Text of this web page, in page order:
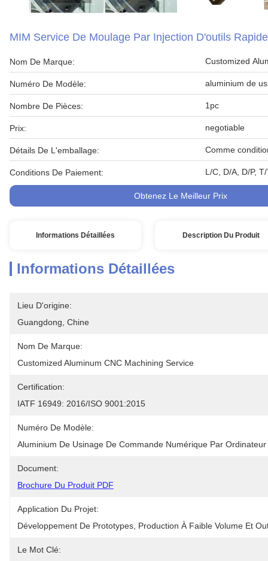
MIM Service De Moulage Par Injection D'outils
Nom De Marque: Customized
Numéro De Modèle: aluminium de
Nombre De Pièces: 1pc
Prix: negotiable
Détails De L'emballage: Comme
Conditions De Paiement: L/C, D/A, D/P,
Obtenez Le Meilleur Prix
Informations Détaillées Description Du Produit
Informations Détaillées
Lieu D'origine:
Guangdong, Chine
Nom De Marque:
Customized Aluminum CNC Machining Service
Certification:
IATF 16949: 2016/ISO 9001:2015
Numéro De Modèle:
Aluminium De Usinage De Commande Numérique Par Ordinateur
Document:
Brochure Du Produit PDF
Application Du Projet:
Développement De Prototypes, Production À Faible Volume Et
Le Mot Clé: